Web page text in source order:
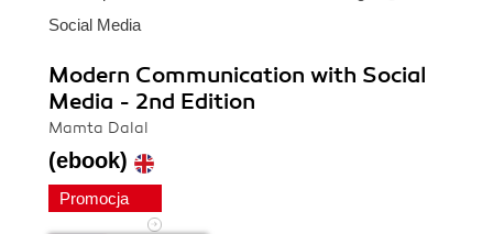
Social Media
Modern Communication with Social
Media - 2nd Edition
Mamta Dalal
(ebook)
Promocja